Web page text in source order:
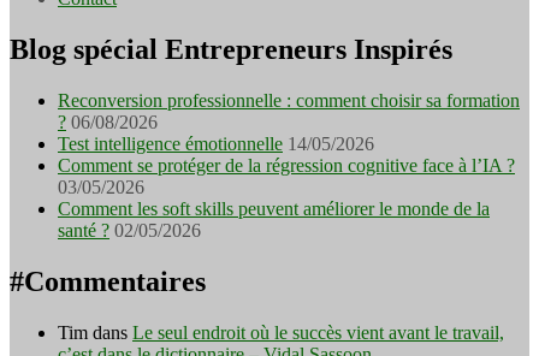
Blog spécial Entrepreneurs Inspirés
Reconversion professionnelle : comment choisir sa formation
? 06/08/2026
Test intelligence émotionnelle 14/05/2026
Comment se protéger de la régression cognitive face à l’IA ?
03/05/2026
Comment les soft skills peuvent améliorer le monde de la
santé ? 02/05/2026
#Commentaires
Tim dans Le seul endroit où le succès vient avant le travail,